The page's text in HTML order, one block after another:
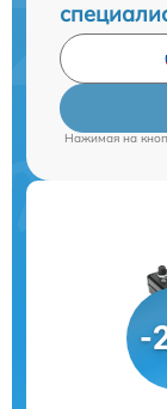
Нажимая на
-